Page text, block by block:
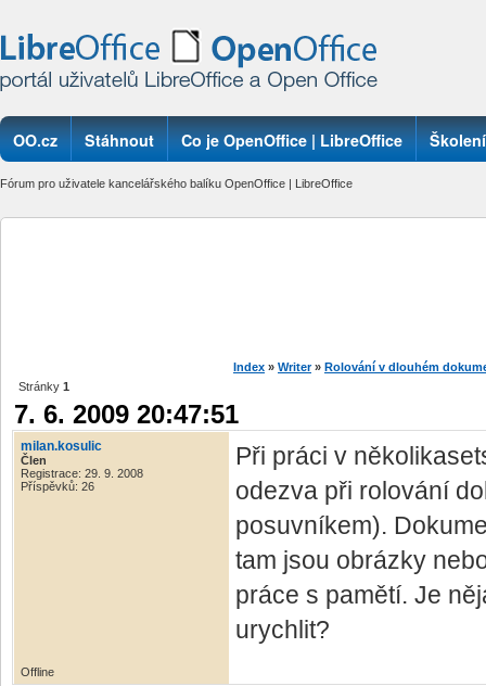
OO.cz Stáhnout Co je OpenOffice | LibreOffice Školení
Fórum pro uživatele kancelářského balíku OpenOffice | LibreOffice
Index » Writer » Rolování v dlouhém
Stránky 1
7. 6. 2009 20:47:51
milan.kosulic
Člen
Registrace: 29. 9. 2008
Příspěvků: 26
Při práci v
odezva při rolování
posuvníkem).
tam jsou obrázky
práce s pamětí. Je
urychlit?
Offline